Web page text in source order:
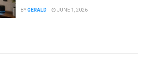
BYGERALD JUNE 1, 2026